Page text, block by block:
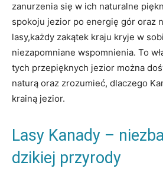
zanurzenia się w⁢ ich naturalne
spokoju jezior ​po ‍energię gór⁢ oraz
lasy,każdy ​zakątek ⁢kraju kryje w
niezapomniane wspomnienia. To
tych przepięknych jezior można‌
naturą oraz⁢ zrozumieć, dlaczego
krainą jezior.
Lasy Kanady –
⁣dzikiej przyrody